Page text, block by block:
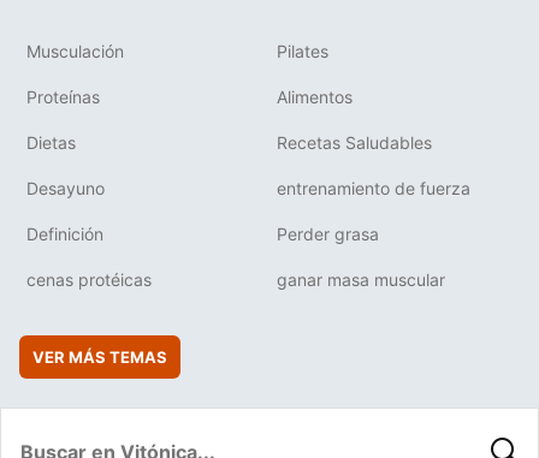
Musculación Pilates
Proteínas Alimentos
Dietas Recetas Saludables
Desayuno entrenamiento de fuerza
Definición Perder grasa
cenas protéicas ganar masa muscular
VER MÁS TEMAS